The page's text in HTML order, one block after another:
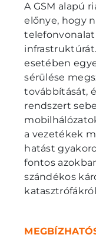
A GSM alapú
előnye, hogy
esetében
sérülése
továbbítását,
rendszert
a vezetékek
hatást
fontos
szándékos